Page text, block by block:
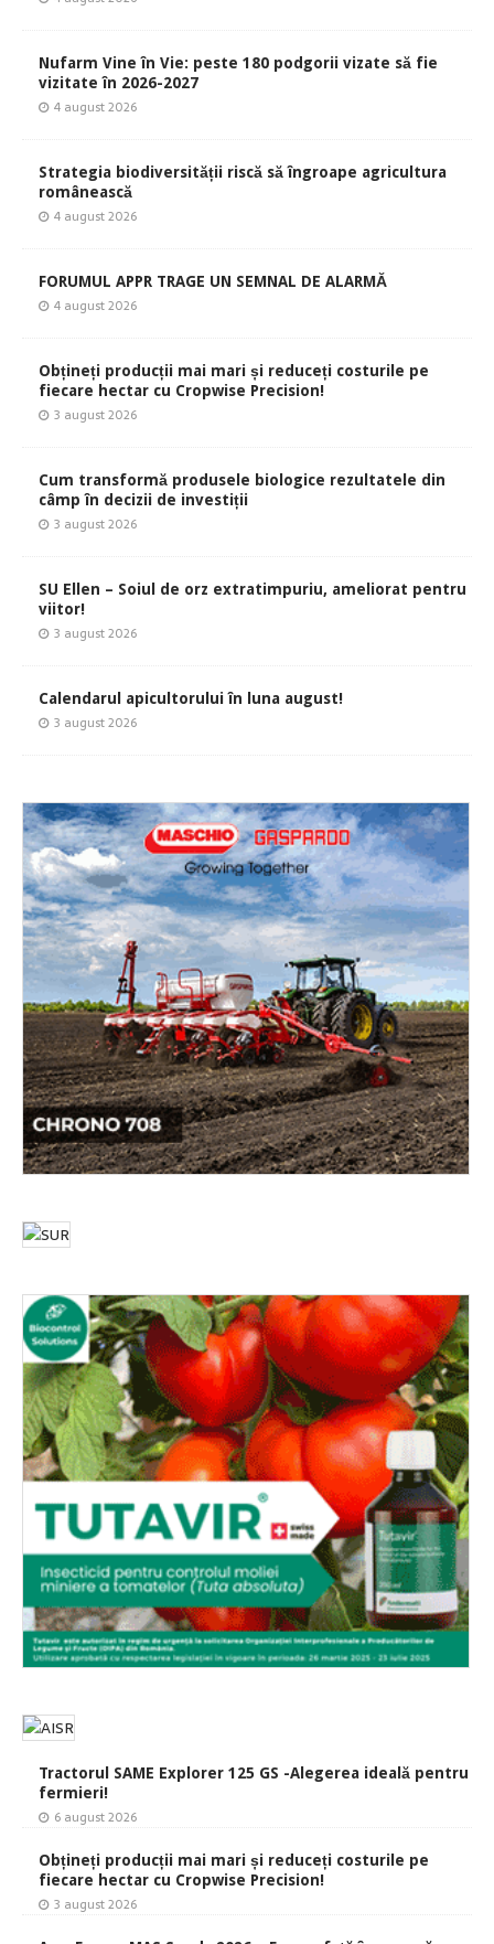
Nufarm Vine în Vie: peste 180 podgorii vizate să fie
vizitate în 2026-2027
4 august 2026
Strategia biodiversității riscă să îngroape agricultura
românească
4 august 2026
FORUMUL APPR TRAGE UN SEMNAL DE ALARMĂ
4 august 2026
Obțineți producții mai mari și reduceți costurile pe
fiecare hectar cu Cropwise Precision!
3 august 2026
Cum transformă produsele biologice rezultatele din
câmp în decizii de investiții
3 august 2026
SU Ellen – Soiul de orz extratimpuriu, ameliorat pentru
viitor!
3 august 2026
Calendarul apicultorului în luna august!
3 august 2026
Tractorul SAME Explorer 125 GS -Alegerea ideală pentru
fermieri!
6 august 2026
Obțineți producții mai mari și reduceți costurile pe
fiecare hectar cu Cropwise Precision!
3 august 2026